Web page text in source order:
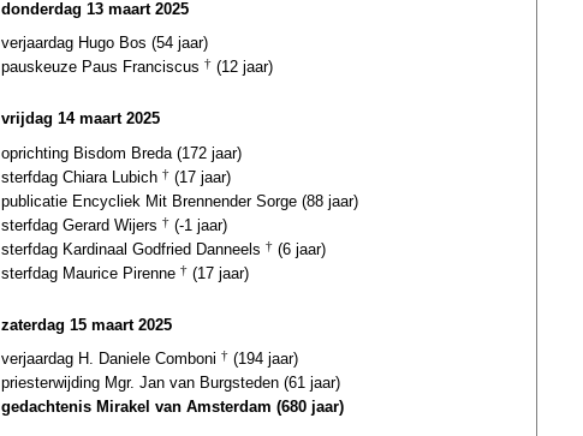
donderdag 13 maart 2025
verjaardag Hugo Bos (54 jaar)
pauskeuze Paus Franciscus † (12 jaar)
vrijdag 14 maart 2025
oprichting Bisdom Breda (172 jaar)
sterfdag Chiara Lubich † (17 jaar)
publicatie Encycliek Mit Brennender Sorge (88 jaar)
sterfdag Gerard Wijers † (-1 jaar)
sterfdag Kardinaal Godfried Danneels † (6 jaar)
sterfdag Maurice Pirenne † (17 jaar)
zaterdag 15 maart 2025
verjaardag H. Daniele Comboni † (194 jaar)
priesterwijding Mgr. Jan van Burgsteden (61 jaar)
gedachtenis Mirakel van Amsterdam (680 jaar)